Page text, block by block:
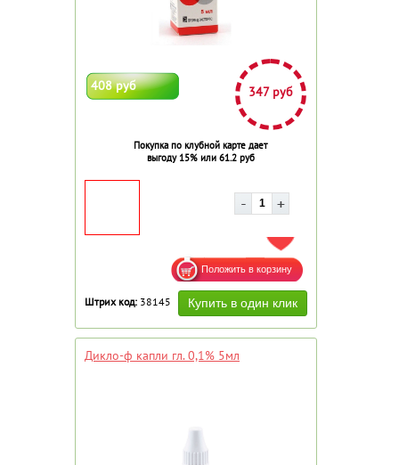
408 руб 347 руб
Покупка по клубной карте дает
выгоду 15% или 61.2 руб
ДОБАВИТЬ В ИЗБРАННОЕ
Штрих код: 38145
Дикло-ф капли гл. 0,1% 5мл